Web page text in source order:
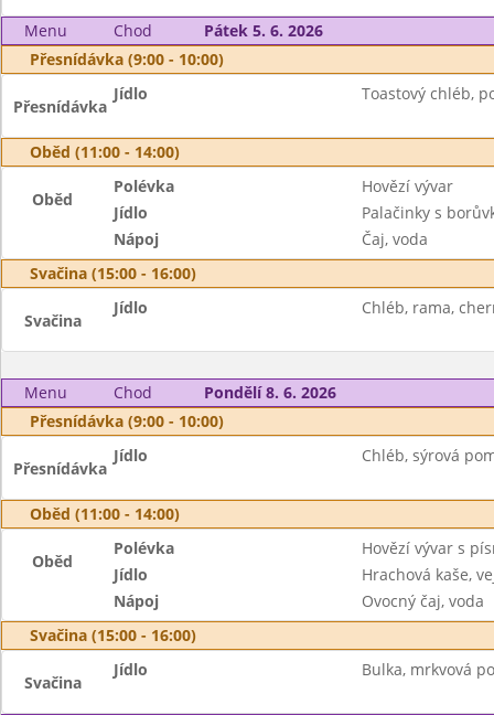
Menu Chod
Pátek 5. 6. 2026
Přesnídávka (9:00 - 10:00)
Přesnídávka
Jídlo Toastový chléb,
Oběd (11:00 - 14:00)
Oběd
Polévka
Hovězí vývar
Jídlo
Palačinky s
Nápoj
Čaj, voda
Svačina (15:00 - 16:00)
Svačina
Jídlo Chléb, rama,
Menu Chod
Pondělí 8. 6. 2026
Přesnídávka (9:00 - 10:00)
Přesnídávka
Jídlo Chléb, sýrová
Oběd (11:00 - 14:00)
Oběd
Polévka
Hovězí vývar s
Jídlo
Hrachová kaše,
Nápoj
Ovocný čaj, voda
Svačina (15:00 - 16:00)
Svačina
Jídlo Bulka, mrkvová